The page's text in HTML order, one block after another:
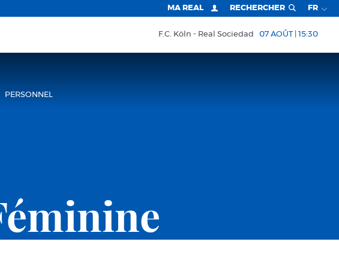
MA REAL RECHERCHER FR
F.C. Köln Real Sociedad 07 AOÛT | 15:30
PERSONNEL